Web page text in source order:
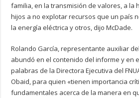
familia, en la transmisión de valores, a la
hijos a no explotar recursos que un país
la energía eléctrica y otros, dijo McDade.
Rolando García, representante auxiliar del
abundó en el contenido del informe y en
palabras de la Directora Ejecutiva del
Obaid, para quien «tienen importancia
fundamentales acerca de la manera en